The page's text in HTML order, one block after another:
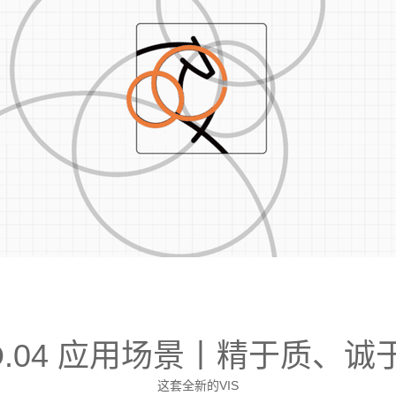
应用场景丨精于质、诚
这套全新的VIS